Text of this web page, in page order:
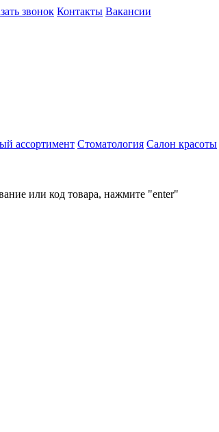
звонок Контакты Вакансии
ассортимент Стоматология Салон красоты
или код товара, нажмите "enter"